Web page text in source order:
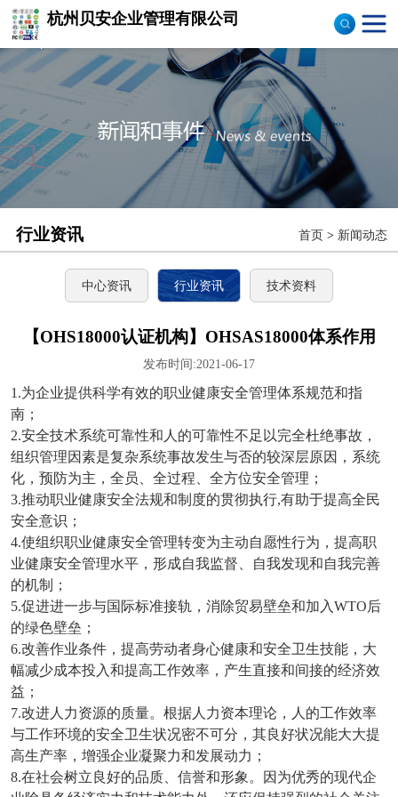
杭州贝安企业管理有限公司
行业资讯 首页 > 新闻动态
中心资讯 行业资讯 技术资料
【OHS18000认证机构】OHSAS18000体系作用
发布时间:2021-06-17
1.为企业提供科学有效的职业健康安全管理体系规范和指
南；
2.安全技术系统可靠性和人的可靠性不足以完全杜绝事故，
组织管理因素是复杂系统事故发生与否的较深层原因，系统
化，预防为主，全员、全过程、全方位安全管理；
3.推动职业健康安全法规和制度的贯彻执行,有助于提高全民
安全意识；
4.使组织职业健康安全管理转变为主动自愿性行为，提高职
业健康安全管理水平，形成自我监督、自我发现和自我完善
的机制；
5.促进进一步与国际标准接轨，消除贸易壁垒和加入WTO后
的绿色壁垒；
6.改善作业条件，提高劳动者身心健康和安全卫生技能，大
幅减少成本投入和提高工作效率，产生直接和间接的经济效
益；
7.改进人力资源的质量。根据 人力资本理论 ，人的工作效率
与工作环境的安全卫生状况密不可分，其良好状况能大大提
高生产率，增强企业凝聚力和发展动力；
8.在社会树立良好的品质、信誉和形象。因为优秀的现代企
商品售后服务评价体系
认证
ISO9001认证
ISO14001认证
CCC认证
TS16949认证
CQC志愿产品认证
OHS18000